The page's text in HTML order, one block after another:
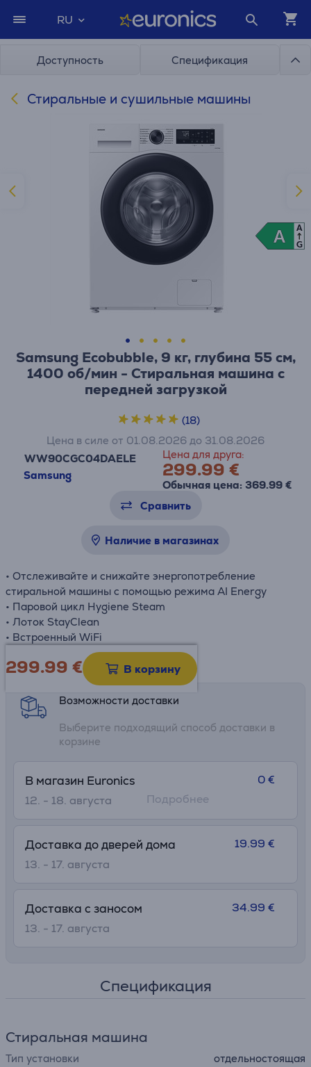
RU
Доступность Спецификация
Стиральные и сушильные машины
Samsung Ecobubble, 9 кг, глубина 55 см,
1400 об/мин - Стиральная машина с
передней загрузкой
WW90CGC04DAELE
Samsung
Цена для друга:
299.99 €
Обычная цена: 369.99 €
Цена в силе от 01.08.2026 до 31.08.2026
(18)
Сравнить
Наличие в магазинах
• Отслеживайте и снижайте энергопотребление
стиральной машины с помощью режима AI Energy
• Паровой цикл Hygiene Steam
• Лоток StayClean
• Встроенный WiFi
299.99 € В корзину
Информационный лист
A
A
A
G
Возможности доставки
Выберите подходящий способ доставки в
корзине
В магазин Euronics
12. - 18. августа
0 €
Подробнее
Доставка до дверей дома
13. - 17. августа
19.99 €
Доставка с заносом
13. - 17. августа
34.99 €
Спецификация
Стиральная машина
Тип установки
отдельностоящая